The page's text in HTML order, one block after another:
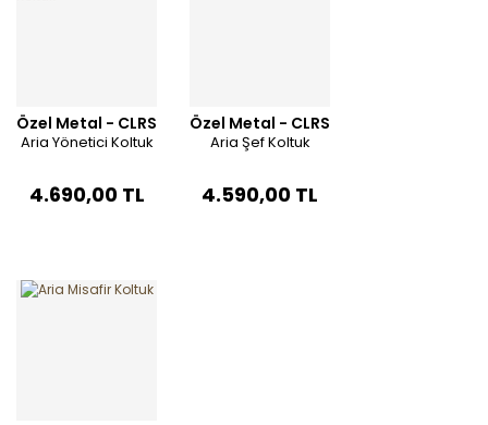
Özel Metal - CLRS
Aria Yönetici Koltuk
4.690,00 TL
Özel Metal - CLRS
Aria Şef Koltuk
4.590,00 TL